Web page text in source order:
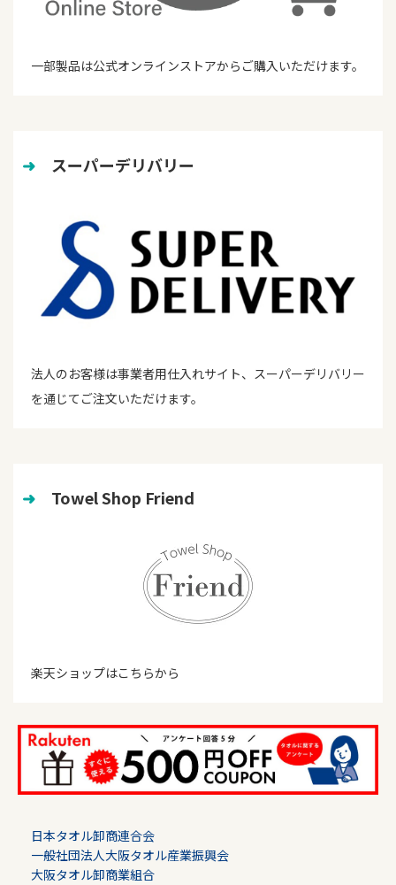
一部製品は公式オンラインストアからご購入いただけます。
➜ スーパーデリバリー
法人のお客様は事業者用仕入れサイト、スーパーデリバリー
を通じてご注文いただけます。
➜ Towel Shop Friend
楽天ショップはこちらから
日本タオル卸商連合会
一般社団法人大阪タオル産業振興会
大阪タオル卸商業組合